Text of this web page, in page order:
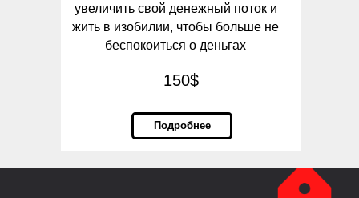
150$
Подробнее
увеличить свой денежный поток и
жить в изобилии, чтобы больше не
беспокоиться о деньгах